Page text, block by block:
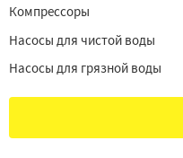
Компрессоры
Насосы для чистой воды
Насосы для грязной воды